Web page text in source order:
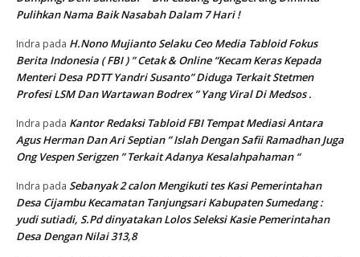
Pulihkan Nama Baik Nasabah Dalam 7 Hari !
Indra pada H.Nono Mujianto Selaku Ceo Media Tabloid Fokus
Berita Indonesia ( FBI ) ” Cetak & Online “Kecam Keras Kepada
Menteri Desa PDTT Yandri Susanto” Diduga Terkait Stetmen
Profesi LSM Dan Wartawan Bodrex ” Yang Viral Di Medsos .
Indra pada Kantor Redaksi Tabloid FBI Tempat Mediasi Antara
Agus Herman Dan Ari Septian ” Islah Dengan Safii Ramadhan Juga
Ong Vespen Serigzen ” Terkait Adanya Kesalahpahaman “
Indra pada Sebanyak 2 calon Mengikuti tes Kasi Pemerintahan
Desa Cijambu Kecamatan Tanjungsari Kabupaten Sumedang :
yudi sutiadi, S.Pd dinyatakan Lolos Seleksi Kasie Pemerintahan
Desa Dengan Nilai 313,8